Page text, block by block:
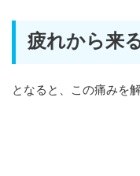
疲れから来
となると、この痛みを